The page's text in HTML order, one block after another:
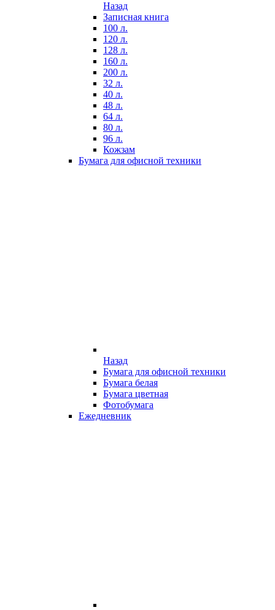
Назад
Записная книга
100 л.
120 л.
128 л.
160 л.
200 л.
32 л.
40 л.
48 л.
64 л.
80 л.
96 л.
Кожзам
Бумага для офисной техники
Назад
Бумага для офисной техники
Бумага белая
Бумага цветная
Фотобумага
Ежедневник